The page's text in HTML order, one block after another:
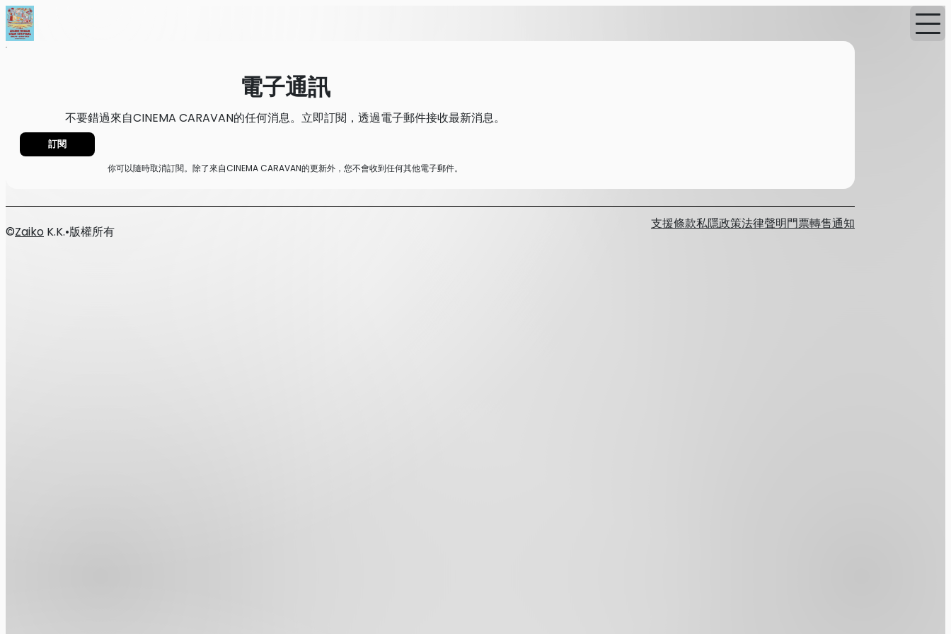
首頁
電子通訊
不要錯過來自CINEMA CARAVAN的任何消息。立即訂閱，透過電子郵件接收最新消息。
訂閱
你可以隨時取消訂閱。除了來自CINEMA CARAVAN的更新外，您不會收到任何其他電子郵件。
支援條款私隱政策法律聲明門票轉售通知
©Zaiko K.K.•版權所有